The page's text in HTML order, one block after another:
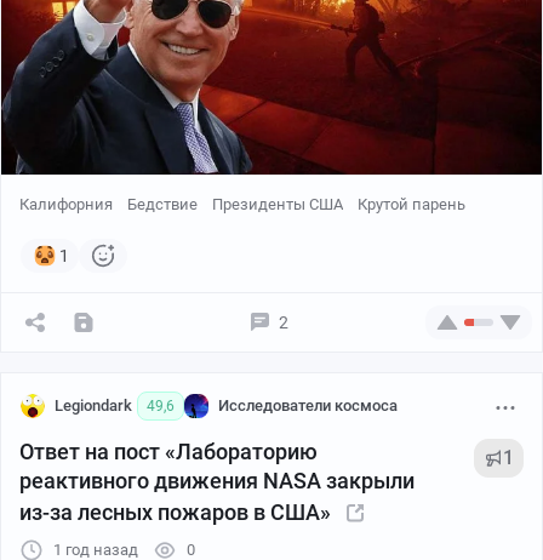
правильно. Эти рыбаки ->
Калифорния Бедствие Президенты США Крутой парень
1
2
Legiondark 49,6 Исследователи космоса
Ответ на пост «Лабораторию
реактивного движения NASA закрыли
из-за лесных пожаров в США»
1
1 год назад 0